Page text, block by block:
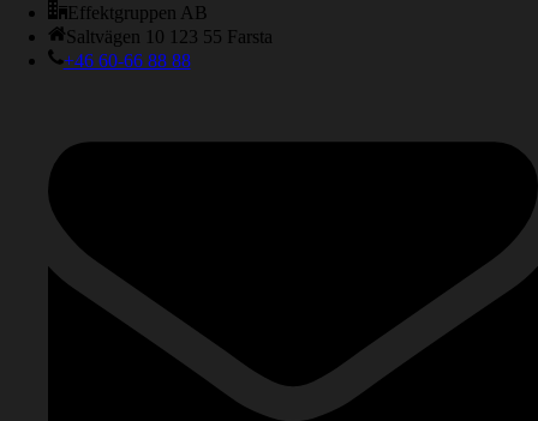
Effektgruppen AB
Saltvägen 10 123 55 Farsta
+46 60-66 88 88